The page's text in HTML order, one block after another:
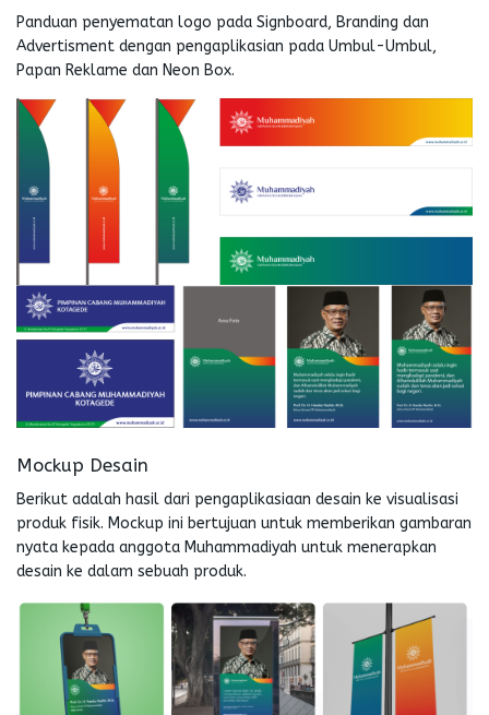
Panduan penyematan logo pada Signboard, Branding dan
Advertisment dengan pengaplikasian pada Umbul-Umbul,
Papan Reklame dan Neon Box.
Mockup Desain
Berikut adalah hasil dari pengaplikasiaan desain ke visualisasi
produk fisik. Mockup ini bertujuan untuk memberikan gambaran
nyata kepada anggota Muhammadiyah untuk menerapkan
desain ke dalam sebuah produk.